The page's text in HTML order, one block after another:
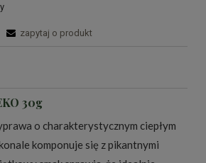
zapytaj o produkt
30g
o charakterystycznym ciepłym
komponuje się z pikantnymi